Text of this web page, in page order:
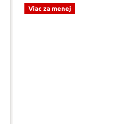
Viac za menej